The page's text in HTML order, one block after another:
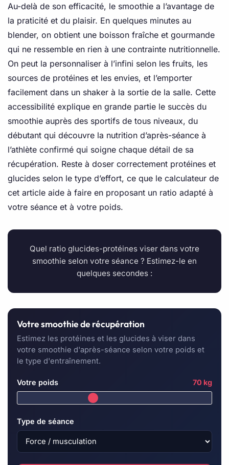
Au-delà de son efficacité, le smoothie a l’avantage de
la praticité et du plaisir. En quelques minutes au
blender, on obtient une boisson fraîche et gourmande
qui ne ressemble en rien à une contrainte nutritionnelle.
On peut la personnaliser à l’infini selon les fruits, les
sources de protéines et les envies, et l’emporter
facilement dans un shaker à la sortie de la salle. Cette
accessibilité explique en grande partie le succès du
smoothie auprès des sportifs de tous niveaux, du
débutant qui découvre la nutrition d’après-séance à
l’athlète confirmé qui soigne chaque détail de sa
récupération. Reste à doser correctement protéines et
glucides selon le type d’effort, ce que le calculateur de
cet article aide à faire en proposant un ratio adapté à
votre séance et à votre poids.
Quel ratio glucides-protéines viser dans votre
smoothie selon votre séance ? Estimez-le en
quelques secondes :
Votre smoothie de récupération
Estimez les protéines et les glucides à viser dans
votre smoothie d'après-séance selon votre poids et
le type d'entraînement.
Votre poids 70 kg
Type de séance